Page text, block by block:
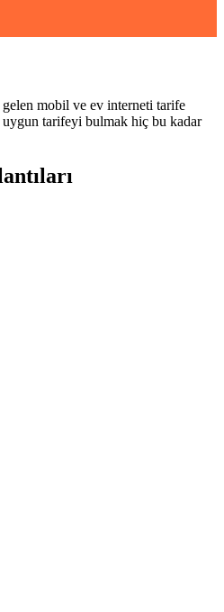
mobil ve ev interneti tarife
uygun tarifeyi bulmak hiç bu kadar